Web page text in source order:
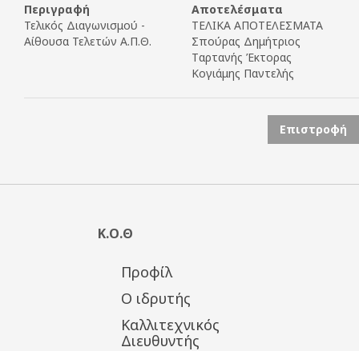
Περιγραφή
Τελικός Διαγωνισμού -
Αίθουσα Τελετών Α.Π.Θ.
Αποτελέσματα
ΤΕΛΙΚΑ ΑΠΟΤΕΛΕΣΜΑΤΑ
Σπούρας Δημήτριος
Tαρτανής Έκτορας
Κογιάμης Παντελής
Επιστροφή
Κ.Ο.Θ
Προφίλ
Ο ιδρυτής
Καλλιτεχνικός
Διευθυντής